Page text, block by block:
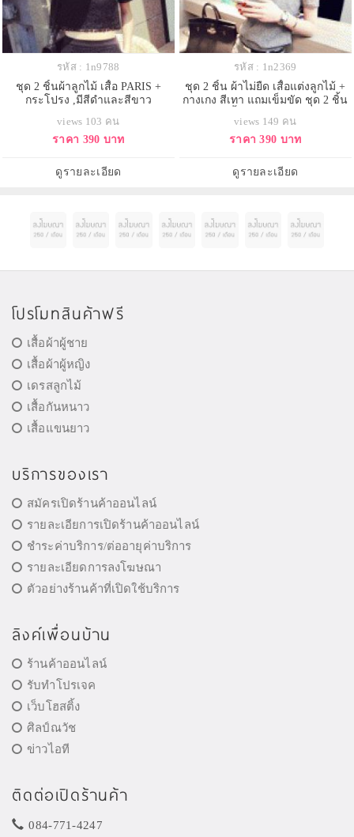
รหัส : 1n9788
ชุด 2 ชิ้นผ้าลูกไม้ เสื้อ PARIS +
กระโปรง ,มีสีดำและสีขาว
views 103 คน
ราคา 390 บาท
ดูรายละเอียด
รหัส : 1n2369
ชุด 2 ชิ้น ผ้าไม่ยืด เสื้อแต่งลูกไม้ +
กางเกง สีเทา แถมเข็มขัด ชุด 2 ชิ้น
เทา แถมเข็มขัด
views 149 คน
ราคา 390 บาท
ดูรายละเอียด
โปรโมทสินค้าฟรี
เสื้อผ้าผู้ชาย
เสื้อผ้าผู้หญิง
เดรสลูกไม้
เสื้อกันหนาว
เสื้อแขนยาว
บริการของเรา
สมัครเปิดร้านค้าออนไลน์
รายละเอียการเปิดร้านค้าออนไลน์
ชำระค่าบริการ/ต่ออายุค่าบริการ
รายละเอียดการลงโฆษณา
ตัวอย่างร้านค้าที่เปิดใช้บริการ
ลิงค์เพื่อนบ้าน
ร้านค้าออนไลน์
รับทำโปรเจค
เว็บโฮสติ้ง
ศิลป์ณวัช
ข่าวไอที
ติดต่อเปิดร้านค้า
084-771-4247